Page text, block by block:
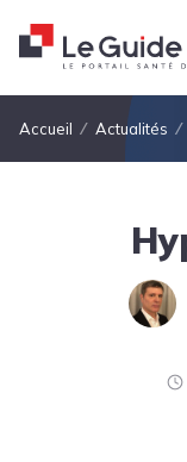
Fil d'Ariane
Accueil Actualités